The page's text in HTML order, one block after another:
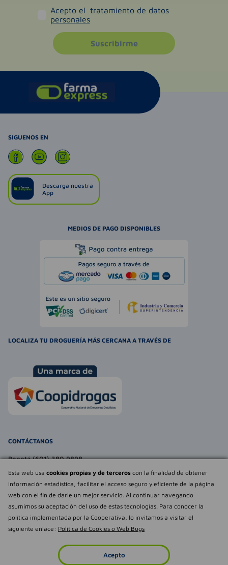
Esta web usa cookies propias y de terceros con la finalidad de obtener
información estadística, facilitar el acceso seguro y eficiente de la página
web con el fin de darle un mejor servicio. Al continuar navegando
asumimos su aceptación del uso de estas tecnologías. Para conocer la
política implementada por la Cooperativa, lo invitamos a visitar el
siguiente enlace: Política de Cookies o Web Bugs
Acepto
Déjanos tu
opinión
Acepto el tratamiento de datos
personales
Suscribirme
SIGUENOS EN
Descarga nuestra
App
MEDIOS DE PAGO DISPONIBLES
LOCALIZA TU DROGUERÍA MÁS CERCANA A TRAVÉS DE
CONTÁCTANOS
Bogotá (601) 380 9898
atencionalcliente@farmaexpress.com
TE PUEDE INTERESAR
NOSOTROS
Empowered by
Todos los derechos reservados Farmaexpress 2025